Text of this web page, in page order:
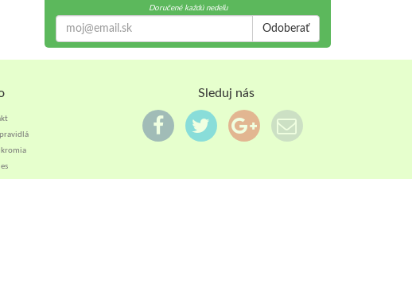
Doručené každú nedeľu
Odoberať
Sleduj nás